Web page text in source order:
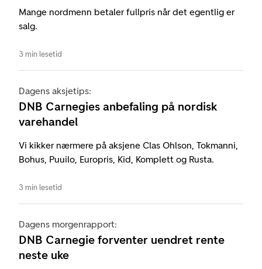
Mange nordmenn betaler fullpris når det egentlig er
salg.
3 min lesetid
Dagens aksjetips:
DNB Carnegies anbefaling på nordisk
varehandel
Vi kikker nærmere på aksjene Clas Ohlson, Tokmanni,
Bohus, Puuilo, Europris, Kid, Komplett og Rusta.
3 min lesetid
Dagens morgenrapport:
DNB Carnegie forventer uendret rente
neste uke